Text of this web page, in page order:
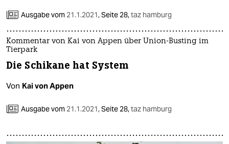
Ausgabe vom 21.1.2021,Seite 28,taz hamburg
Kommentar von Kai von Appen über Union-Busting im
Tierpark
Die Schikane hat System
Von Kai von Appen
Ausgabe vom 21.1.2021,Seite 28,taz hamburg